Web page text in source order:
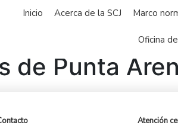
Inicio Acerca de la SCJ Marco
Oficina
de Punta
Atención